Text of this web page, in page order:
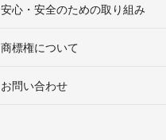
安心・安全のための取り組み
商標権について
お問い合わせ